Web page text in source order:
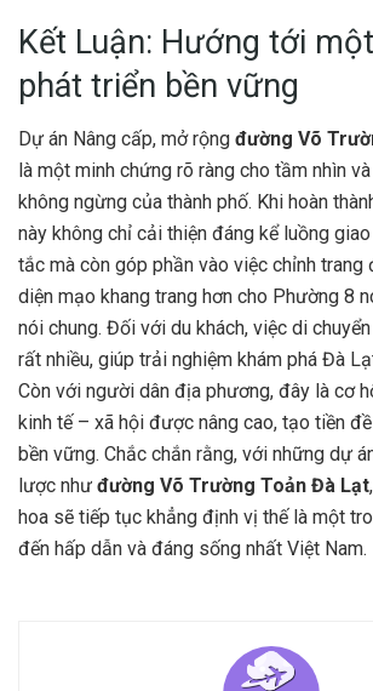
Kết Luận: Hướng tới
phát triển bền vững
Dự án Nâng cấp, mở rộng đường Võ
là một minh chứng rõ ràng cho tầm nhìn
không ngừng của thành phố. Khi hoàn
này không chỉ cải thiện đáng kể luồng
tắc mà còn góp phần vào việc chỉnh trang
diện mạo khang trang hơn cho Phường 8
nói chung. Đối với du khách, việc di
rất nhiều, giúp trải nghiệm khám phá Đà
Còn với người dân địa phương, đây là cơ
kinh tế – xã hội được nâng cao, tạo tiền
bền vững. Chắc chắn rằng, với những dự
lược như đường Võ Trường Toản Đà Lạt
hoa sẽ tiếp tục khẳng định vị thế là một
đến hấp dẫn và đáng sống nhất Việt Nam.